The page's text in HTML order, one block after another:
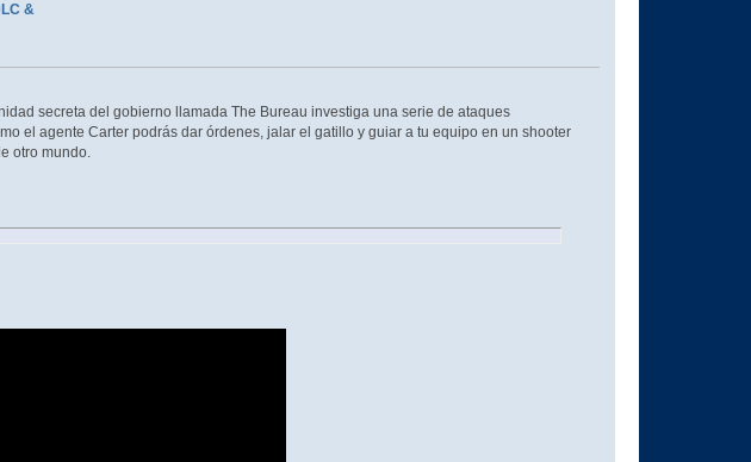
&
secreta del gobierno llamada The Bureau investiga una serie de ataques
el agente Carter podrás dar órdenes, jalar el gatillo y guiar a tu equipo en un shooter
otro mundo.